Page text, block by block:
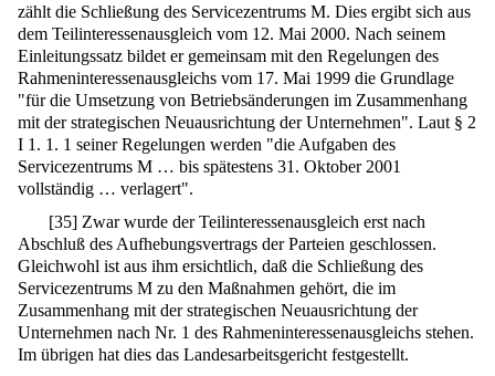
zählt die Schließung des Servicezentrums M. Dies ergibt sich aus
dem Teilinteressenausgleich vom 12. Mai 2000. Nach seinem
Einleitungssatz bildet er gemeinsam mit den Regelungen des
Rahmeninteressenausgleichs vom 17. Mai 1999 die Grundlage
"für die Umsetzung von Betriebsänderungen im Zusammenhang
mit der strategischen Neuausrichtung der Unternehmen". Laut § 2
I 1. 1. 1 seiner Regelungen werden "die Aufgaben des
Servicezentrums M … bis spätestens 31. Oktober 2001
vollständig … verlagert".
[35] Zwar wurde der Teilinteressenausgleich erst nach
Abschluß des Aufhebungsvertrags der Parteien geschlossen.
Gleichwohl ist aus ihm ersichtlich, daß die Schließung des
Servicezentrums M zu den Maßnahmen gehört, die im
Zusammenhang mit der strategischen Neuausrichtung der
Unternehmen nach Nr. 1 des Rahmeninteressenausgleichs stehen.
Im übrigen hat dies das Landesarbeitsgericht festgestellt.